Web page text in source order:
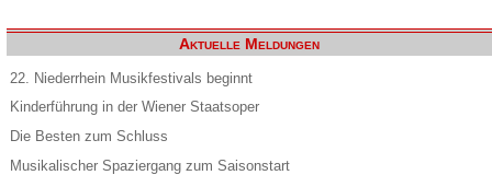
Aktuelle Meldungen
22. Niederrhein Musikfestivals beginnt
Kinderführung in der Wiener Staatsoper
Die Besten zum Schluss
Musikalischer Spaziergang zum Saisonstart